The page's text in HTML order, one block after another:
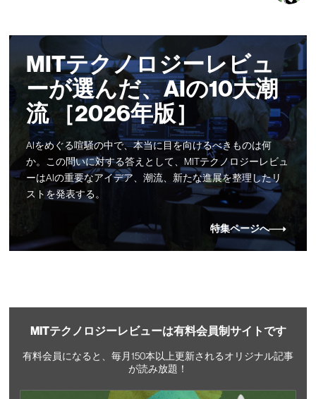
MITテクノロジーレビュ
ーが選んだ、AIの10大潮
流 ［2026年版］
AIをめぐる喧騒の中で、本当に目を向けるべきものは何
か。この問いに対する答えとして、MITテクノロジーレビュ
ーはAIの重要なアイデア、潮流、新たな進展を整理したリ
ストを発表する。
特集ページへ
MITテクノロジーレビューは有料会員制サイトです
有料会員になると、毎月150本以上更新されるオリジナル記事
が読み放題！